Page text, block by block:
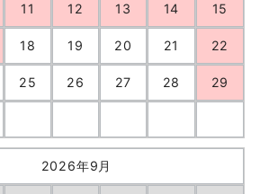
11 12 13 14 15
18 19 20 21 22
25 26 27 28 29
2026年9月